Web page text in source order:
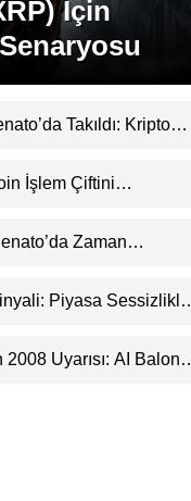
İçin
Takıldı: Kripto
İşlem Çiftini
Zaman
Piyasa Sessizlikle
2008 Uyarısı: AI Balonu